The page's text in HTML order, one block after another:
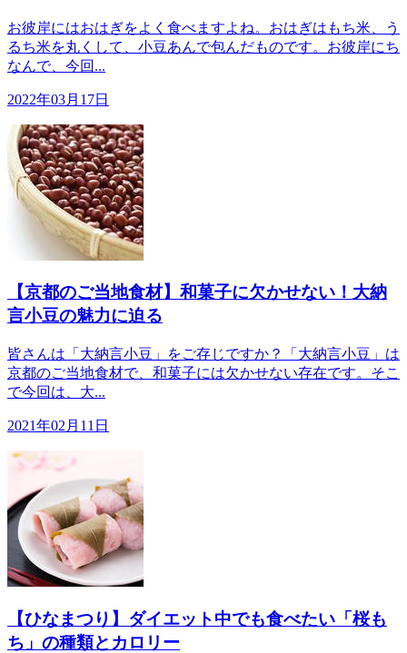
お彼岸にはおはぎをよく食べますよね。おはぎはもち米、う
るち米を丸くして、小豆あんで包んだものです。お彼岸にち
なんで、今回...
2022年03月17日
【京都のご当地食材】和菓子に欠かせない！大納
言小豆の魅力に迫る
皆さんは「大納言小豆」をご存じですか？「大納言小豆」は
京都のご当地食材で、和菓子には欠かせない存在です。そこ
で今回は、大...
2021年02月11日
【ひなまつり】ダイエット中でも食べたい「桜も
ち」の種類とカロリー